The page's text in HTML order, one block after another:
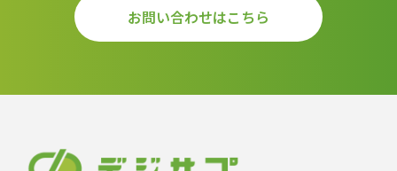
お問い合わせはこちら